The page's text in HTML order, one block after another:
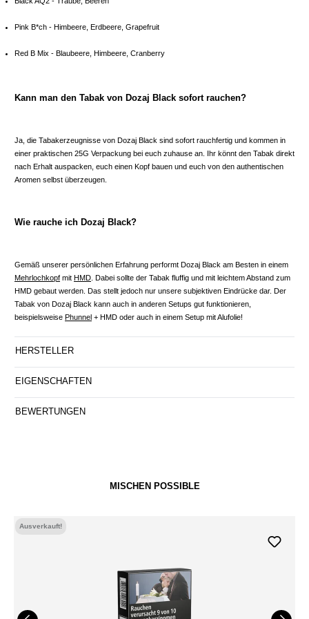
Pink B*ch - Himbeere, Erdbeere, Grapefruit
Red B Mix - Blaubeere, Himbeere, Cranberry
Kann man den Tabak von Dozaj Black sofort rauchen?
Ja, die Tabakerzeugnisse von Dozaj Black sind sofort rauchfertig und kommen in
einer praktischen 25G Verpackung bei euch zuhause an. Ihr könnt den Tabak direkt
nach Erhalt auspacken, euch einen Kopf bauen und euch von den authentischen
Aromen selbst überzeugen.
Wie rauche ich Dozaj Black?
Gemäß unserer persönlichen Erfahrung performt Dozaj Black am Besten in einem
Mehrlochkopf mit HMD . Dabei sollte der Tabak fluffig und mit leichtem Abstand zum
HMD gebaut werden. Das stellt jedoch nur unsere subjektiven Eindrücke dar. Der
Tabak von Dozaj Black kann auch in anderen Setups gut funktionieren,
beispielsweise Phunnel + HMD oder auch in einem Setup mit Alufolie!
HERSTELLER
EIGENSCHAFTEN
BEWERTUNGEN
MISCHEN POSSIBLE
Ausverkauft!